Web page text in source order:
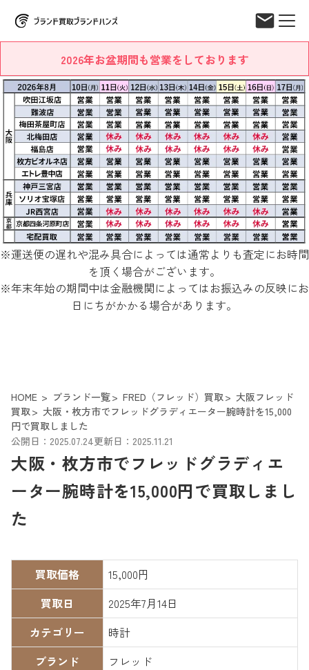
2026年お盆期間も営業をしております
※運送便の遅れや混み具合によっては通常よりも査定にお時間
を頂く場合がございます。
※年末年始の期間中は金融機関によってはお振込みの反映にお
日にちがかかる場合があります。
HOME ブランド一覧 FRED（フレッド）買取
大阪フレッド
買取
大阪・枚方市でフレッドグラディエーター腕時計を15,000
円で買取しました
公開日：2025.07.24更新日：2025.11.21
大阪・枚方市でフレッドグラディエ
ーター腕時計を15,000円で買取しまし
た
買取価格
15,000円
買取日
2025年7月14日
カテゴリー
時計
ブランド
フレッド